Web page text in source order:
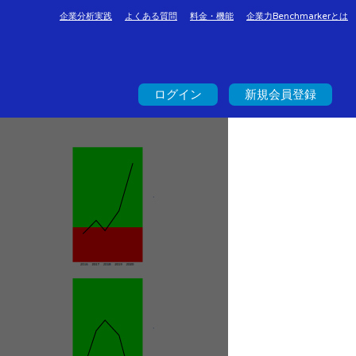
企業分析実践 よくある質問 料金・機能 企業力Benchmarkerとは
ログイン 新規会員登録